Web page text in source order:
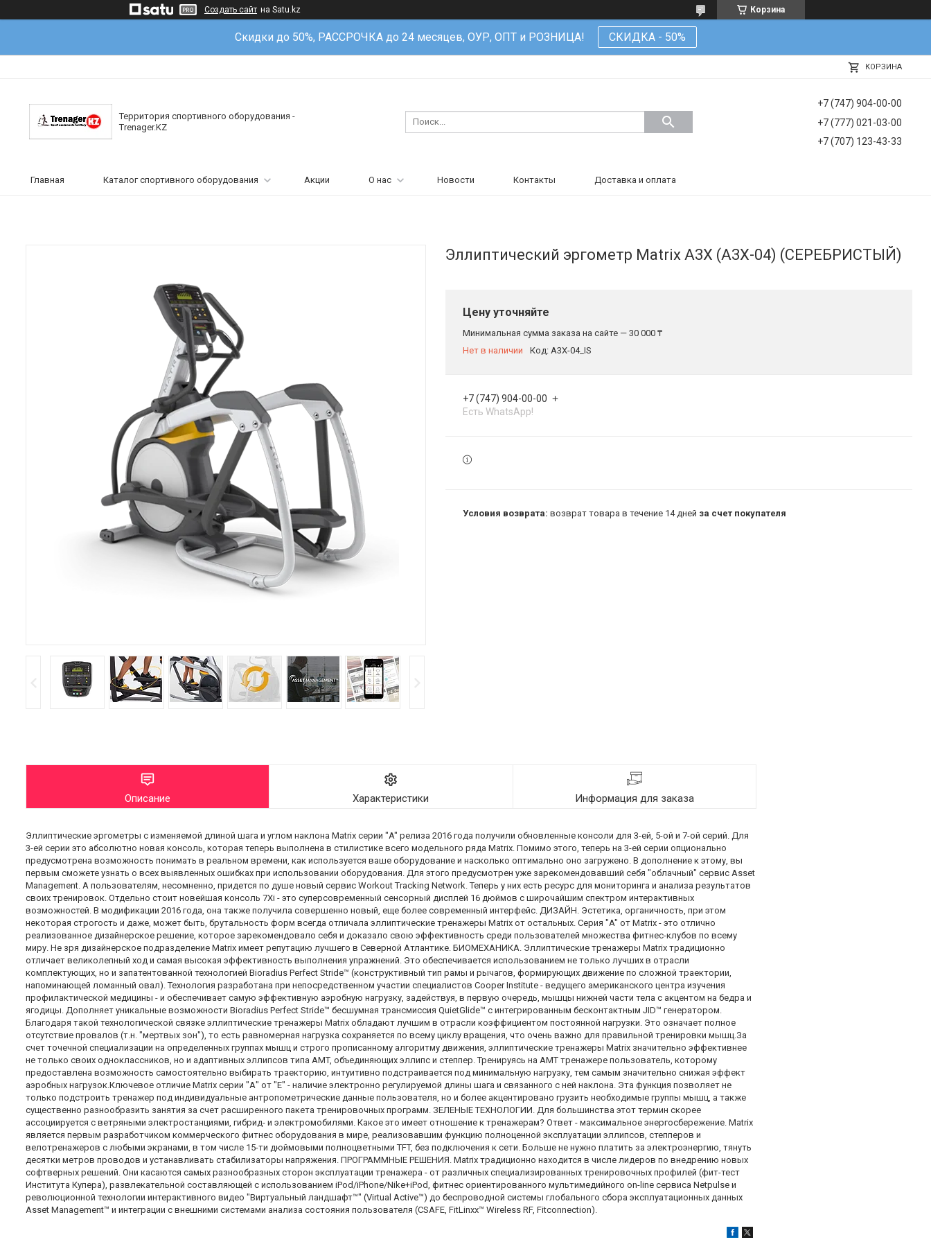
Создать сайт на Satu.kz Корзина
Скидки до 50%, РАССРОЧКА до 24 месяцев, ОУР, ОПТ и РОЗНИЦА! СКИДКА - 50%
КОРЗИНА
Территория спортивного оборудования -
Trenager.KZ
+7 (747) 904-00-00
+7 (777) 021-03-00
+7 (707) 123-43-33
Главная Каталог спортивного оборудования Акции О нас Новости Контакты Доставка и оплата
Эллиптический эргометр Matrix A3X (A3X-04) (СЕРЕБРИСТЫЙ)
Цену уточняйте
Минимальная сумма заказа на сайте — 30 000 ₸
Нет в наличии
Код: A3X-04_IS
+7 (747) 904-00-00
Есть WhatsApp!
возврат товара в течение 14 дней за счет покупателя
Описание Характеристики Информация для заказа
Эллиптические эргометры с изменяемой длиной шага и углом наклона Matrix серии "A" релиза 2016 года получили обновленные консоли для 3-ей, 5-ой и 7-ой серий. Для
3-ей серии это абсолютно новая консоль, которая теперь выполнена в стилистике всего модельного ряда Matrix. Помимо этого, теперь на 3-ей серии опционально
предусмотрена возможность понимать в реальном времени, как используется ваше оборудование и насколько оптимально оно загружено. В дополнение к этому, вы
первым сможете узнать о всех выявленных ошибках при использовании оборудования. Для этого предусмотрен уже зарекомендовавший себя "облачный" сервис Asset
Management. А пользователям, несомненно, придется по душе новый сервис Workout Tracking Network. Теперь у них есть ресурс для мониторинга и анализа результатов
своих тренировок. Отдельно стоит новейшая консоль 7Xi - это суперсовременный сенсорный дисплей 16 дюймов с широчайшим спектром интерактивных
возможностей. В модификации 2016 года, она также получила совершенно новый, еще более современный интерфейс. ДИЗАЙН. Эстетика, органичность, при этом
некоторая строгость и даже, может быть, брутальность форм всегда отличала эллиптические тренажеры Matrix от остальных. Серия "A" от Matrix - это отлично
реализованное дизайнерское решение, которое зарекомендовало себя и доказало свою эффективность среди пользователей множества фитнес-клубов по всему
миру. Не зря дизайнерское подразделение Matrix имеет репутацию лучшего в Северной Атлантике. БИОМЕХАНИКА. Эллиптические тренажеры Matrix традиционно
отличает великолепный ход и самая высокая эффективность выполнения упражнений. Это обеспечивается использованием не только лучших в отрасли
комплектующих, но и запатентованной технологией Bioradius Perfect Stride™ (конструктивный тип рамы и рычагов, формирующих движение по сложной траектории,
напоминающей ломанный овал). Технология разработана при непосредственном участии специалистов Cooper Institute - ведущего американского центра изучения
профилактической медицины - и обеспечивает самую эффективную аэробную нагрузку, задействуя, в первую очередь, мышцы нижней части тела с акцентом на бедра и
ягодицы. Дополняет уникальные возможности Bioradius Perfect Stride™ бесшумная трансмиссия QuietGlide™ с интегрированным бесконтактным JID™ генератором.
Благодаря такой технологической связке эллиптические тренажеры Matrix обладают лучшим в отрасли коэффициентом постоянной нагрузки. Это означает полное
отсутствие провалов (т.н. "мертвых зон"), то есть равномерная нагрузка сохраняется по всему циклу вращения, что очень важно для правильной тренировки мышц.За
счет точечной специализации на определенных группах мышц и строго прописанному алгоритму движения, эллиптические тренажеры Matrix значительно эффективнее
не только своих одноклассников, но и адаптивных эллипсов типа AMT, объединяющих эллипс и степпер. Тренируясь на AMT тренажере пользователь, которому
предоставлена возможность самостоятельно выбирать траекторию, интуитивно подстраивается под минимальную нагрузку, тем самым значительно снижая эффект
аэробных нагрузок.Ключевое отличие Matrix серии "А" от "Е" - наличие электронно регулируемой длины шага и связанного с ней наклона. Эта функция позволяет не
только подстроить тренажер под индивидуальные антропометрические данные пользователя, но и более акцентировано грузить необходимые группы мышц, а также
существенно разнообразить занятия за счет расширенного пакета тренировочных программ. ЗЕЛЕНЫЕ ТЕХНОЛОГИИ. Для большинства этот термин скорее
ассоциируется с ветряными электростанциями, гибрид- и электромобилями. Какое это имеет отношение к тренажерам? Ответ - максимальное энергосбережение. Matrix
является первым разработчиком коммерческого фитнес оборудования в мире, реализовавшим функцию полноценной эксплуатации эллипсов, степперов и
велотренажеров с любыми экранами, в том числе 15-ти дюймовыми полноцветными TFT, без подключения к сети. Больше не нужно платить за электроэнергию, тянуть
десятки метров проводов и устанавливать стабилизаторы напряжения. ПРОГРАММНЫЕ РЕШЕНИЯ. Matrix традиционно находится в числе лидеров по внедрению новых
софтверных решений. Они касаются самых разнообразных сторон эксплуатации тренажера - от различных специализированных тренировочных профилей (фит-тест
Института Купера), развлекательной составляющей с использованием iPod/iPhone/Nike+iPod, фитнес ориентированного мультимедийного on-line сервиса Netpulse и
революционной технологии интерактивного видео "Виртуальный ландшафт™" (Virtual Active™) до беспроводной системы глобального сбора эксплуатационных данных
Asset Management™ и интеграции с внешними системами анализа состояния пользователя (CSAFE, FitLinxx™ Wireless RF, Fitconnection).